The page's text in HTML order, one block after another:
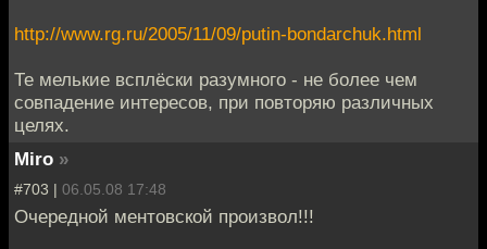
http://www.rg.ru/2005/11/09/putin-bondarchuk.html
Те мелькие всплёски разумного - не более чем
совпадение интересов, при повторяю различных
целях.
Miro »
#703 | 06.05.08 17:48
Очередной ментовской произвол!!!